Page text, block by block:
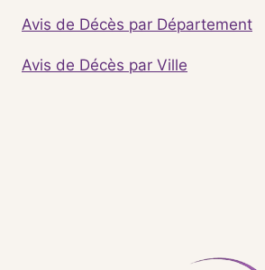
Avis de Décès par Département
Avis de Décès par Ville